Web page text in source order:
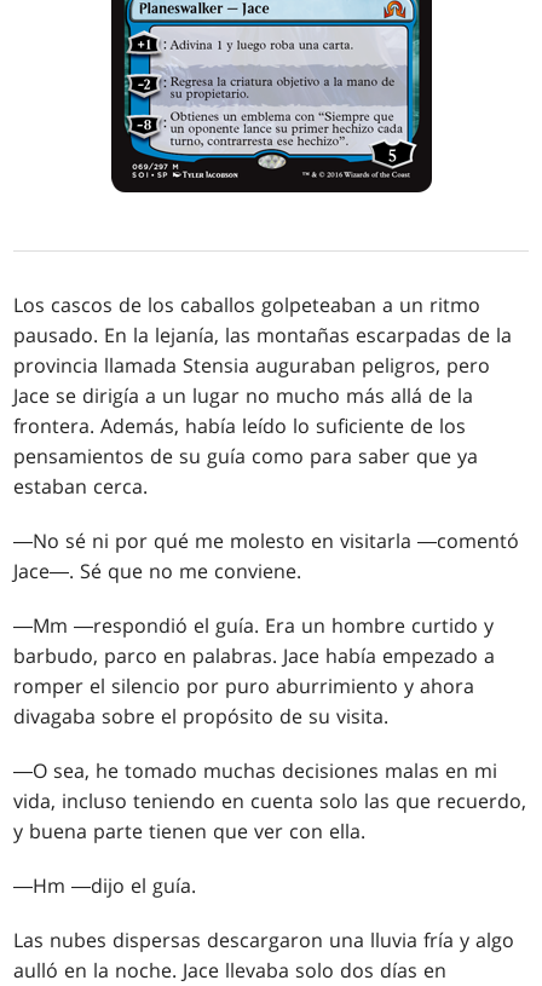
Los cascos de los caballos golpeteaban a un ritmo
pausado. En la lejanía, las montañas escarpadas de la
provincia llamada Stensia auguraban peligros, pero
Jace se dirigía a un lugar no mucho más allá de la
frontera. Además, había leído lo suficiente de los
pensamientos de su guía como para saber que ya
estaban cerca.
―No sé ni por qué me molesto en visitarla ―comentó
Jace―. Sé que no me conviene.
―Mm ―respondió el guía. Era un hombre curtido y
barbudo, parco en palabras. Jace había empezado a
romper el silencio por puro aburrimiento y ahora
divagaba sobre el propósito de su visita.
―O sea, he tomado muchas decisiones malas en mi
vida, incluso teniendo en cuenta solo las que recuerdo,
y buena parte tienen que ver con ella.
―Hm ―dijo el guía.
Las nubes dispersas descargaron una lluvia fría y algo
aulló en la noche. Jace llevaba solo dos días en